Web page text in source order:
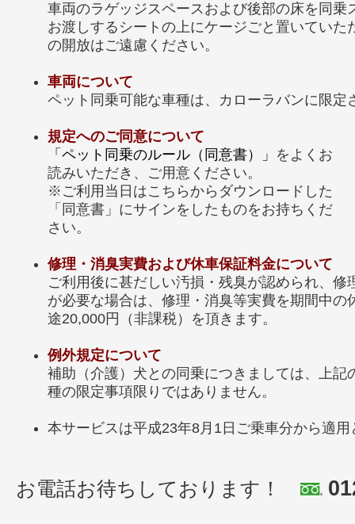
車両のラゲッジスペースおよび後部の床を同乗
お渡しするシートの上にケージごと置いていた
の開放はご遠慮ください。
車両について
ペット同乗可能な車種は、カローラバンに限定
規定へのご同意について
「ペット同乗のルール（同意書）」 をよくお
読みいただき、ご用意ください。
※ご利用当日はこちらからダウンロードした
「同意書」にサインをしたものをお持ちくだ
さい。
修理・消臭実費および休車保証料金について
ご利用後に甚だしい汚損・残臭が認められ、修
が必要な場合は、修理・消臭等実費を期間中の
途20,000円（非課税）を頂きます。
例外規定について
補助（介護）犬との同乗につきましては、上記
種の限定事項限りではありません。
本サービスは平成23年8月1日ご乗車分から適用
お電話お待ちしております！